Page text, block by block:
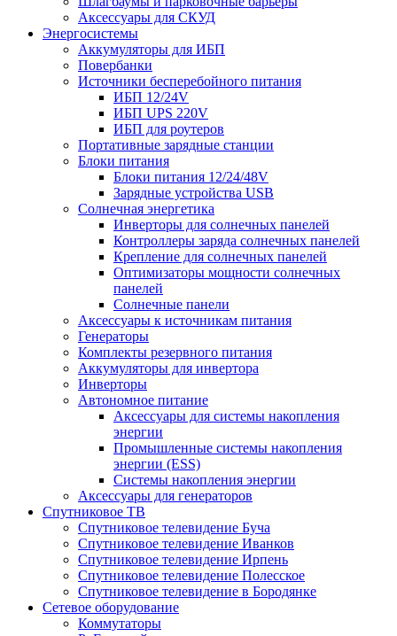
Аксессуары для СКУД
Энергосистемы
Аккумуляторы для ИБП
Повербанки
Источники бесперебойного питания
ИБП 12/24V
ИБП UPS 220V
ИБП для роутеров
Портативные зарядные станции
Блоки питания
Блоки питания 12/24/48V
Зарядные устройства USB
Солнечная энергетика
Инверторы для солнечных панелей
Контроллеры заряда солнечных панелей
Крепление для солнечных панелей
Оптимизаторы мощности солнечных
панелей
Солнечные панели
Аксессуары к источникам питания
Генераторы
Комплекты резервного питания
Аккумуляторы для инвертора
Инверторы
Автономное питание
Аксессуары для системы накопления
энергии
Промышленные системы накопления
энергии (ESS)
Системы накопления энергии
Аксессуары для генераторов
Спутниковое ТВ
Спутниковое телевидение Буча
Спутниковое телевидение Иванков
Спутниковое телевидение Ирпень
Спутниковое телевидение Полесское
Спутниковое телевидение в Бородянке
Сетевое оборудование
Коммутаторы